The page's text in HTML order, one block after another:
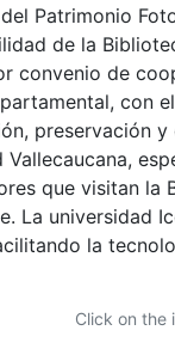
Patrimonio
de la
convenio de
con
preservación
Vallecaucana,
que visitan la
La universidad
la
Click on the